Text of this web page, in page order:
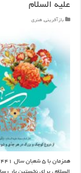
علیه السلام
بازآفرینی, هنری